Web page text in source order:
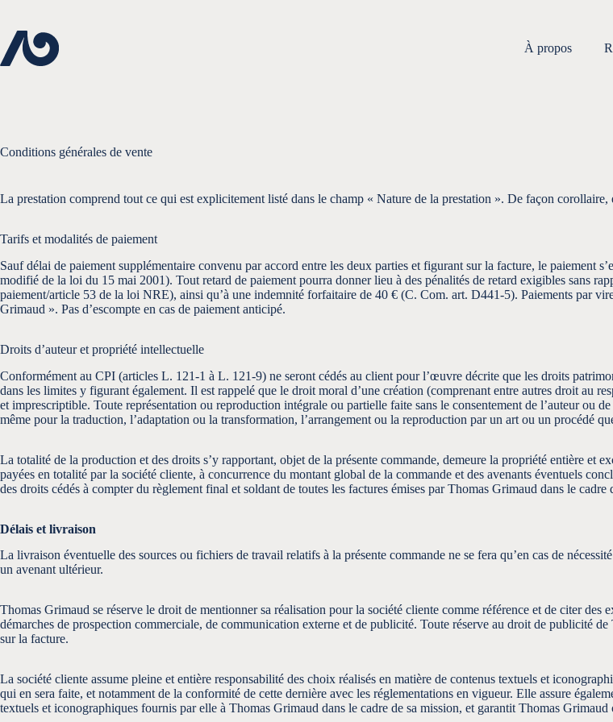
contenu
À propos
Conditions générales de vente
La prestation comprend tout ce qui est explicitement listé dans le champ « Nature de la prestation ». De façon corollaire,
Tarifs et modalités de paiement
Sauf délai de paiement supplémentaire convenu par accord entre les deux parties et figurant sur la facture, le paiement
modifié de la loi du 15 mai 2001). Tout retard de paiement pourra donner lieu à des pénalités de retard exigibles sans
paiement/article 53 de la loi NRE), ainsi qu’à une indemnité forfaitaire de 40 € (C. Com. art. D441-5). Paiements par
Grimaud ». Pas d’escompte en cas de paiement anticipé.
Droits d’auteur et propriété intellectuelle
Conformément au CPI (articles L. 121-1 à L. 121-9) ne seront cédés au client pour l’œuvre décrite que les droits
dans les limites y figurant également. Il est rappelé que le droit moral d’une création (comprenant entre autres droit au
et imprescriptible. Toute représentation ou reproduction intégrale ou partielle faite sans le consentement de l’auteur ou
même pour la traduction, l’adaptation ou la transformation, l’arrangement ou la reproduction par un art ou un procédé
La totalité de la production et des droits s’y rapportant, objet de la présente commande, demeure la propriété entière et
payées en totalité par la société cliente, à concurrence du montant global de la commande et des avenants éventuels
des droits cédés à compter du règlement final et soldant de toutes les factures émises par Thomas Grimaud dans le cadre
Délais et livraison
La livraison éventuelle des sources ou fichiers de travail relatifs à la présente commande ne se fera qu’en cas de
un avenant ultérieur.
Thomas Grimaud se réserve le droit de mentionner sa réalisation pour la société cliente comme référence et de citer
démarches de prospection commerciale, de communication externe et de publicité. Toute réserve au droit de publicité
sur la facture.
La société cliente assume pleine et entière responsabilité des choix réalisés en matière de contenus textuels et
qui en sera faite, et notamment de la conformité de cette dernière avec les réglementations en vigueur. Elle assure
textuels et iconographiques fournis par elle à Thomas Grimaud dans le cadre de sa mission, et garantit Thomas